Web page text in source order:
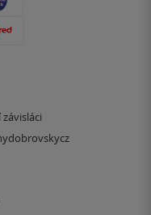
závisláci